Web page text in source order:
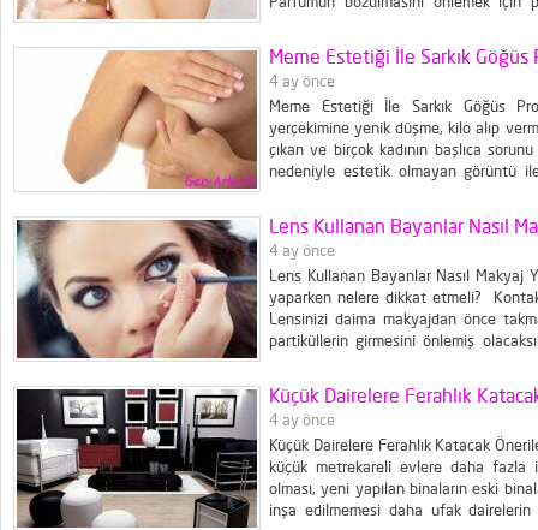
bozan en önemli etkenlerden
bulundurmamaya özen...
Meme Estetiği İle Sarkık
4 ay önce
Meme Estetiği İle Sarkık Göğüs
yerçekimine yenik düşme, kilo alıp
çıkan ve birçok kadının başlıca
nedeniyle estetik olmayan görüntü
Lens Kullanan Bayanlar Nasıl
4 ay önce
Lens Kullanan Bayanlar Nasıl Makyaj
yaparken nelere dikkat etmeli?
Lensinizi daima makyajdan önce
partiküllerin girmesini önlemiş
yapmak oldukça zor ve strese neden
Küçük Dairelere Ferahlık
4 ay önce
Küçük Dairelere Ferahlık Katacak
küçük metrekareli evlere daha fazla
olması, yeni yapılan binaların eski
inşa edilmemesi daha ufak